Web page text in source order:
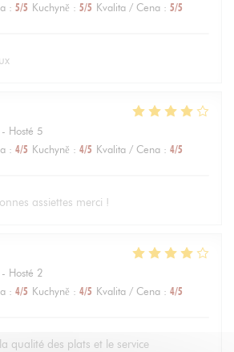
: 5/5 Kuchyně : 5/5 Kvalita / Cena : 5/5
Hosté 5
: 4/5 Kuchyně : 4/5 Kvalita / Cena : 4/5
assiettes merci !
Hosté 2
: 4/5 Kuchyně : 4/5 Kvalita / Cena : 4/5
qualité des plats et le service